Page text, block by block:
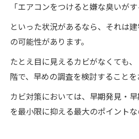
「エアコンをつけると嫌な臭いがす
といった状況があるなら、それは
の可能性があります。
たとえ目に見えるカビがなくても
階で、早めの調査を検討することを
カビ対策においては、早期発見・
を最小限に抑える最大のポイントな